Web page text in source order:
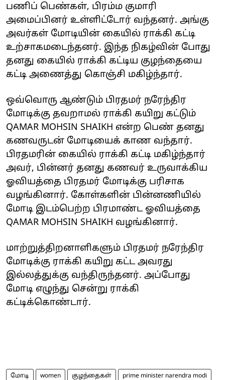
பணிப் பெண்கள், பிரம்ம குமாரி
அமைப்பினர் உள்ளிட்டோர் வந்தனர். அங்கு
அவர்கள் மோடியின் கையில் ராக்கி கட்டி
உற்சாகமடைந்தனர். இந்த நிகழ்வின் போது
தனது கையில் ராக்கி கட்டிய குழந்தையை
கட்டி அணைத்து கொஞ்சி மகிழ்ந்தார்.
ஒவ்வொரு ஆண்டும் பிரதமர் நரேந்திர
மோடிக்கு தவறாமல் ராக்கி கயிறு கட்டும்
QAMAR MOHSIN SHAIKH என்ற பெண் தனது
கணவருடன் மோடியைக் காண வந்தார்.
பிரதமரின் கையில் ராக்கி கட்டி மகிழ்ந்தார்
அவர், பின்னர் தனது கணவர் உருவாக்கிய
ஓவியத்தை பிரதமர் மோடிக்கு பரிசாக
வழங்கினார். கோள்களின் பின்னணியில்
மோடி இடம்பெற்ற பிரமாண்ட ஓவியத்தை
QAMAR MOHSIN SHAIKH வழங்கினார்.
மாற்றுத்திறனாளிகளும் பிரதமர் நரேந்திர
மோடிக்கு ராக்கி கயிறு கட்ட அவரது
இல்லத்துக்கு வந்திருந்தனர். அப்போது
மோடி எழுந்து சென்று ராக்கி
கட்டிக்கொண்டார்.
மோடி women குழந்தைகள் prime minister narendra modi